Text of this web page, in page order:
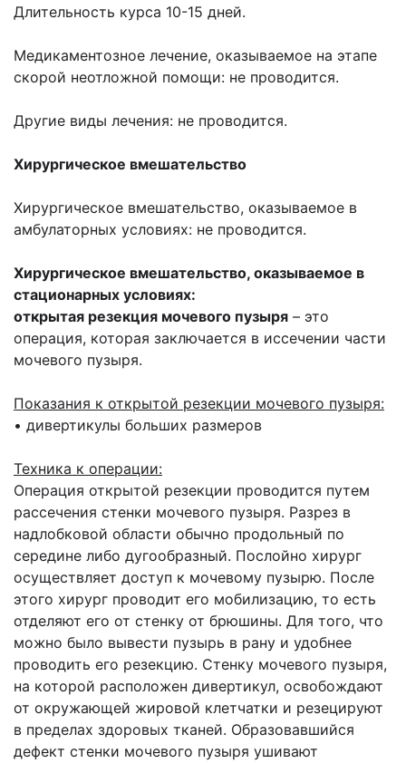
Длительность курса 10-15 дней.
Медикаментозное лечение, оказываемое на этапе
скорой неотложной помощи: не проводится.
Другие виды лечения: не проводится.
Хирургическое вмешательство
Хирургическое вмешательство, оказываемое в
амбулаторных условиях: не проводится.
Хирургическое вмешательство, оказываемое в
стационарных условиях:
открытая резекция мочевого пузыря – это
операция, которая заключается в иссечении части
мочевого пузыря.
Показания к открытой резекции мочевого пузыря:
• дивертикулы больших размеров
Техника к операции:
Операция открытой резекции проводится путем
рассечения стенки мочевого пузыря. Разрез в
надлобковой области обычно продольный по
середине либо дугообразный. Послойно хирург
осуществляет доступ к мочевому пузырю. После
этого хирург проводит его мобилизацию, то есть
отделяют его от стенку от брюшины. Для того, что
можно было вывести пузырь в рану и удобнее
проводить его резекцию. Стенку мочевого пузыря,
на которой расположен дивертикул, освобождают
от окружающей жировой клетчатки и резецируют
в пределах здоровых тканей. Образовавшийся
дефект стенки мочевого пузыря ушивают